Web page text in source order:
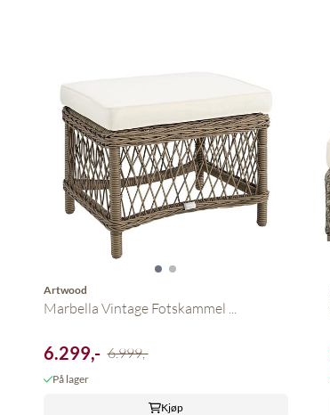
Artwood
Marbella Vintage Fotskammel ...
6.299,- 6.999,-
På lager
Kjøp